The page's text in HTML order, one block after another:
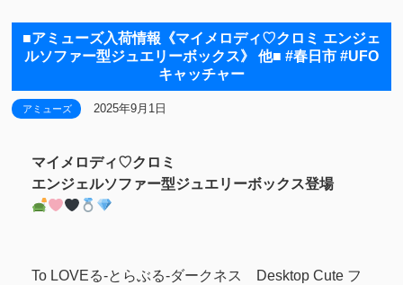
■アミューズ入荷情報《マイメロディ♡クロミ エンジェ
ルソファー型ジュエリーボックス》 他■ ‎⁦‪#春日市‬⁩ ‎⁦‪#UFO
キャッチャー
アミューズ 2025年9月1日
マイメロディ♡クロミ
エンジェルソファー型ジュエリーボックス登場
To LOVEる-とらぶる-ダークネス Desktop Cute フ